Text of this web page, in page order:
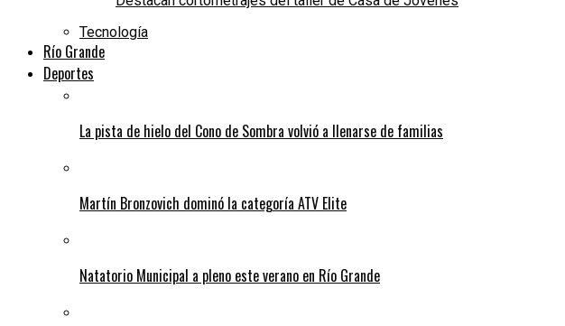
Tecnología
Río Grande
Deportes
La pista de hielo del Cono de Sombra volvió a llenarse de familias
Martín Bronzovich dominó la categoría ATV Elite
Natatorio Municipal a pleno este verano en Río Grande